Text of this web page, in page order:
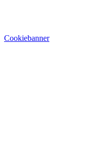
Cookiebanner